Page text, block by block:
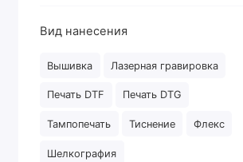
Вид нанесения
Вышивка Лазерная гравировка
Печать DTF Печать DTG
Тампопечать Тиснение Флекс
Шелкография